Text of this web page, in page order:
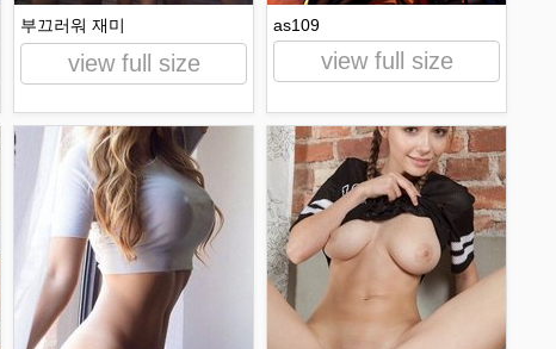
부끄러워 재미
view full size
as109
view full size